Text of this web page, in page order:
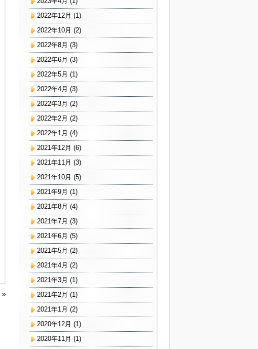
»
2022年12月 (1)
2022年10月 (2)
2022年8月 (3)
2022年6月 (3)
2022年5月 (1)
2022年4月 (3)
2022年3月 (2)
2022年2月 (2)
2022年1月 (4)
2021年12月 (6)
2021年11月 (3)
2021年10月 (5)
2021年9月 (1)
2021年8月 (4)
2021年7月 (3)
2021年6月 (5)
2021年5月 (2)
2021年4月 (2)
2021年3月 (1)
2021年2月 (1)
2021年1月 (2)
2020年12月 (1)
2020年11月 (1)